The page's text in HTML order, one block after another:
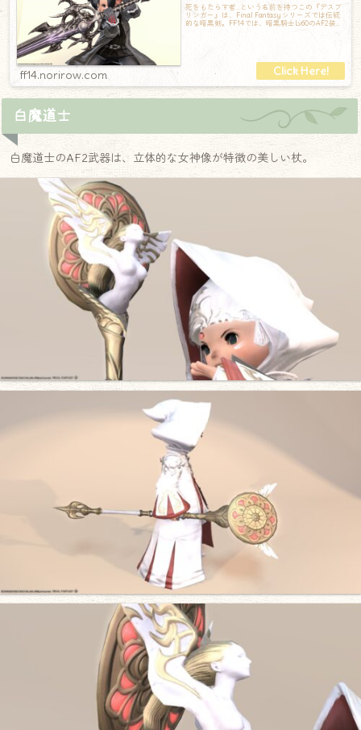
死をもたらす者…という名前を持つこの『デスブ
リンガー』は、Final Fantasy シリーズでは伝統
的な暗黒剣。FF14では、暗黒騎士Lv60のAF2装備
ff14.norirow.com
白魔道士
白魔道士のAF2武器は、立体的な女神像が特徴の美しい杖。